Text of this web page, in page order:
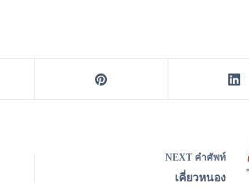
NEXT คำศัพท์
เคี่ยวหนอง